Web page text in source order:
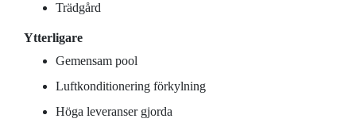
Trädgård
Ytterligare
Gemensam pool
Luftkonditionering förkylning
Höga leveranser gjorda